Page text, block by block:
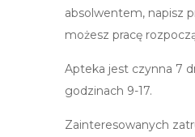
absolwentem, napisz
możesz pracę
Apteka jest czynna 7
godzinach 9-17.
Zainteresowanych